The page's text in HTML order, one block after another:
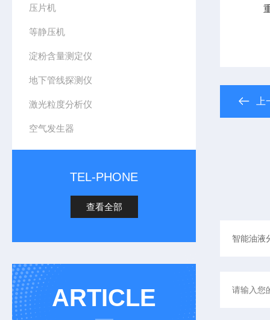
压片机
等静压机
淀粉含量测定仪
地下管线探测仪
激光粒度分析仪
空气发生器
TEL-PHONE
查看全部
ARTICLE
重